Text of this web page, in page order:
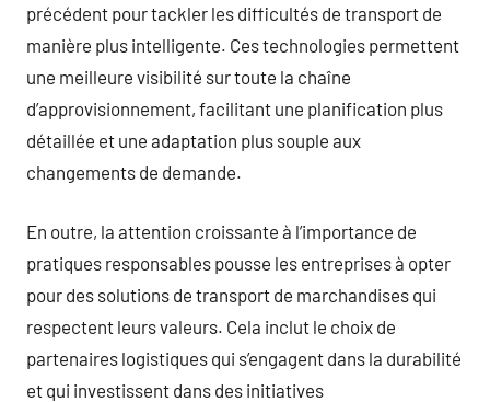
précédent pour tackler les difficultés de transport de
manière plus intelligente. Ces technologies permettent
une meilleure visibilité sur toute la chaîne
d’approvisionnement, facilitant une planification plus
détaillée et une adaptation plus souple aux
changements de demande.
En outre, la attention croissante à l’importance de
pratiques responsables pousse les entreprises à opter
pour des solutions de transport de marchandises qui
respectent leurs valeurs. Cela inclut le choix de
partenaires logistiques qui s’engagent dans la durabilité
et qui investissent dans des initiatives